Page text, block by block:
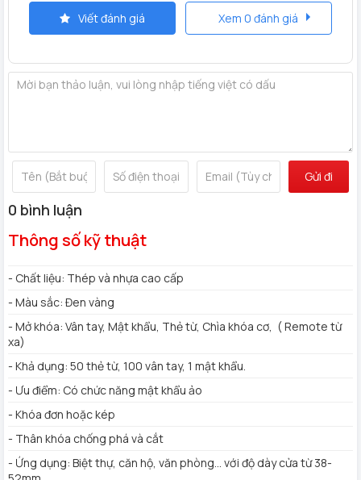
Viết đánh giá Xem 0 đánh giá
Gửi đi
0 bình luận
Thông số kỹ thuật
- Chất liệu: Thép và nhựa cao cấp
- Màu sắc: Đen vàng
- Mở khóa: Vân tay, Mật khẩu, Thẻ từ, Chìa khóa cơ, ( Remote từ
xa)
- Khả dụng: 50 thẻ từ, 100 vân tay, 1 mật khẩu.
- Ưu điểm: Có chức năng mật khẩu ảo
- Khóa đơn hoặc kép
- Thân khóa chống phá và cắt
- Ứng dụng: Biệt thự, căn hộ, văn phòng... với độ dày cửa từ 38-